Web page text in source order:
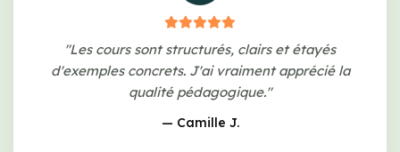
"Les cours sont structurés, clairs et étayés
d'exemples concrets. J'ai vraiment apprécié la
qualité pédagogique."
— Camille J.